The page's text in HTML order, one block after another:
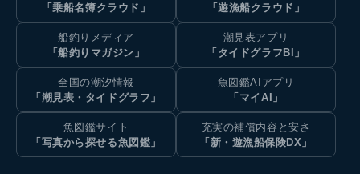
「乗船名簿クラウド」
「遊漁船クラウド」
船釣りメディア
「船釣りマガジン」
潮見表アプリ
「タイドグラフBI」
全国の潮汐情報
「潮見表・タイドグラフ」
魚図鑑AIアプリ
「マイAI」
魚図鑑サイト
「写真から探せる魚図鑑」
充実の補償内容と安さ
「新・遊漁船保険DX」